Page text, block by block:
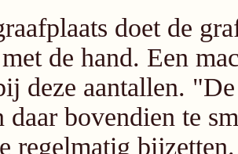
doet de
de hand. Een
deze aantallen.
daar bovendien te
regelmatig